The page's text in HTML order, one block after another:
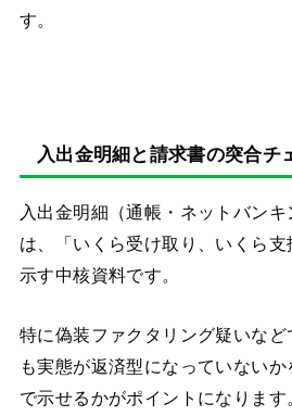
す。
入出金明細と請求書の突合チ
入出金明細（通帳・ネットバン
は、「いくら受け取り、いくら
示す中核資料です。
特に偽装ファクタリング疑いな
も実態が返済型になっていない
で示せるかがポイントになります